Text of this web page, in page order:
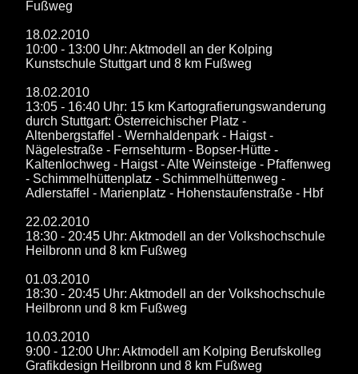
Fußweg
18.02.2010
10:00 - 13:00 Uhr: Aktmodell an der Kolping
Kunstschule Stuttgart und 8 km Fußweg
18.02.2010
13:05 - 16:40 Uhr: 15 km Kartografierungswanderung
durch Stuttgart: Österreichischer Platz -
Altenbergstaffel - Wernhaldenpark - Haigst -
Nägelestraße - Fernsehturm - Bopser-Hütte -
Kaltenlochweg - Haigst - Alte Weinsteige - Pfaffenweg
- Schimmelhüttenplatz - Schimmelhüttenweg -
Adlerstaffel - Marienplatz - Hohenstaufenstraße - Hbf
22.02.2010
18:30 - 20:45 Uhr: Aktmodell an der Volkshochschule
Heilbronn und 8 km Fußweg
01.03.2010
18:30 - 20:45 Uhr: Aktmodell an der Volkshochschule
Heilbronn und 8 km Fußweg
10.03.2010
9:00 - 12:00 Uhr: Aktmodell am Kolping Berufskolleg
Grafikdesign Heilbronn und 8 km Fußweg